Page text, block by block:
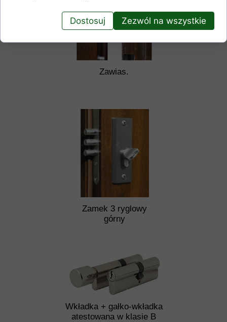
Wkładka + gałko-wkładka
atestowana w klasie B
Zamek 3 ryglowy
górny
Zawias.
Dostosuj Zezwól na wszystkie